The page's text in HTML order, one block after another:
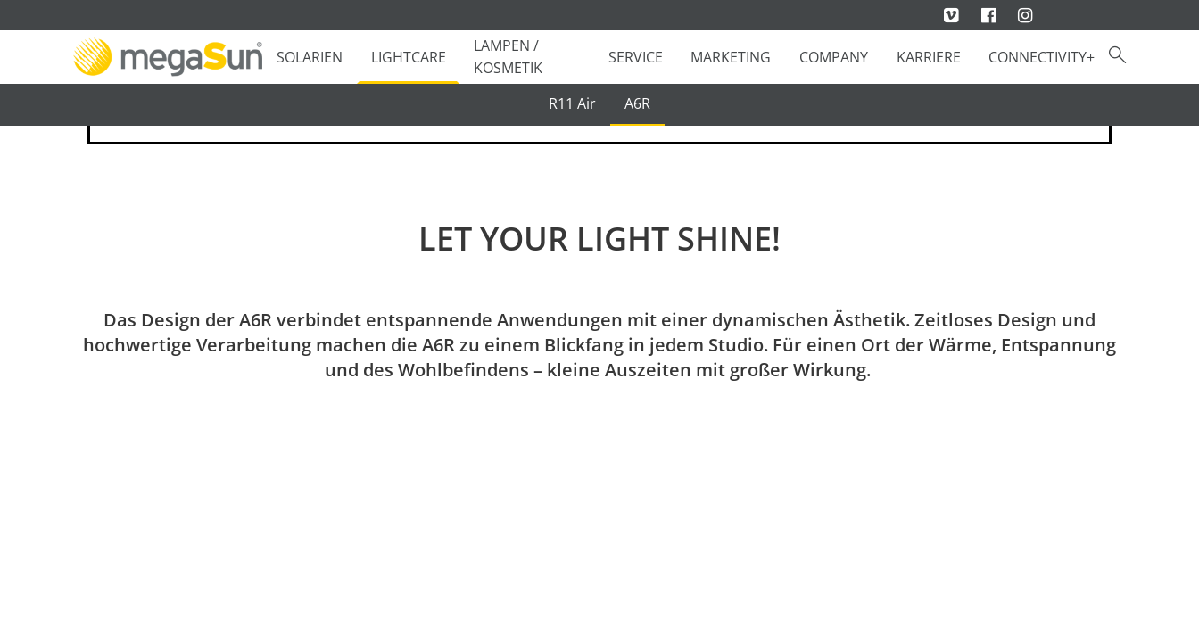
SOLARIEN LIGHTCARE
LAMPEN /
KOSMETIK
SERVICE MARKETING COMPANY KARRIERE CONNECTIVITY+
R11 Air A6R
LET YOUR LIGHT SHINE!
Das Design der A6R verbindet entspannende Anwendungen mit einer dynamischen Ästhetik. Zeitloses Design und
hochwertige Verarbeitung machen die A6R zu einem Blickfang in jedem Studio. Für einen Ort der Wärme, Entspannung
und des Wohlbefindens – kleine Auszeiten mit großer Wirkung.